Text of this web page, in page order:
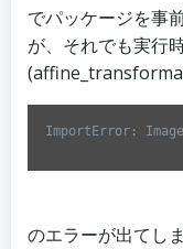
でパッケージを事
が、それでも実行
ImportError:
のエラーが出てし